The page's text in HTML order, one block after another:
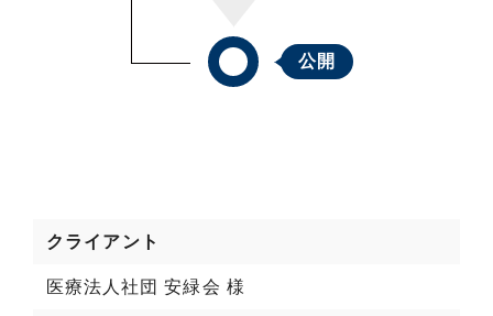
公開
クライアント
医療法人社団 安緑会 様